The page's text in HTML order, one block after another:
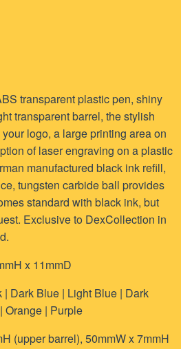
transparent plastic pen, shiny
transparent barrel, the stylish
logo, a large printing area on
of laser engraving on a plastic
manufactured black ink refill,
tungsten carbide ball provides
standard with black ink, but
Exclusive to DexCollection in
x 11mmD
| Dark Blue | Light Blue | Dark
Orange | Purple
(upper barrel), 50mmW x 7mmH